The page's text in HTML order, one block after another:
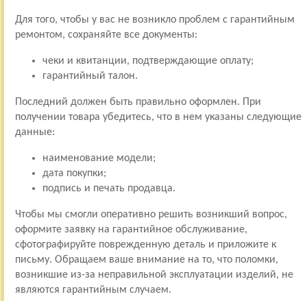
Для того, чтобы у вас не возникло проблем с гарантийным
ремонтом, сохраняйте все документы:
чеки и квитанции, подтверждающие оплату;
гарантийный талон.
Последний должен быть правильно оформлен. При
получении товара убедитесь, что в нем указаны следующие
данные:
наименование модели;
дата покупки;
подпись и печать продавца.
Чтобы мы смогли оперативно решить возникший вопрос,
оформите заявку на гарантийное обслуживание,
сфотографируйте поврежденную деталь и приложите к
письму. Обращаем ваше внимание на то, что поломки,
возникшие из-за неправильной эксплуатации изделий, не
являются гарантийным случаем.